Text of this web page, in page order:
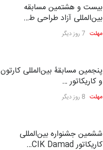
بیست و هشتمین مسابقه
بین‌المللی آزاد طراحی ط…
مهلت 7 روز دیگر
پنجمین مسابقۀ بین‌المللی کارتون
و کاریکاتور …
مهلت 8 روز دیگر
ششمین جشنواره بین‌المللی
کاریکاتور CIK Damad…